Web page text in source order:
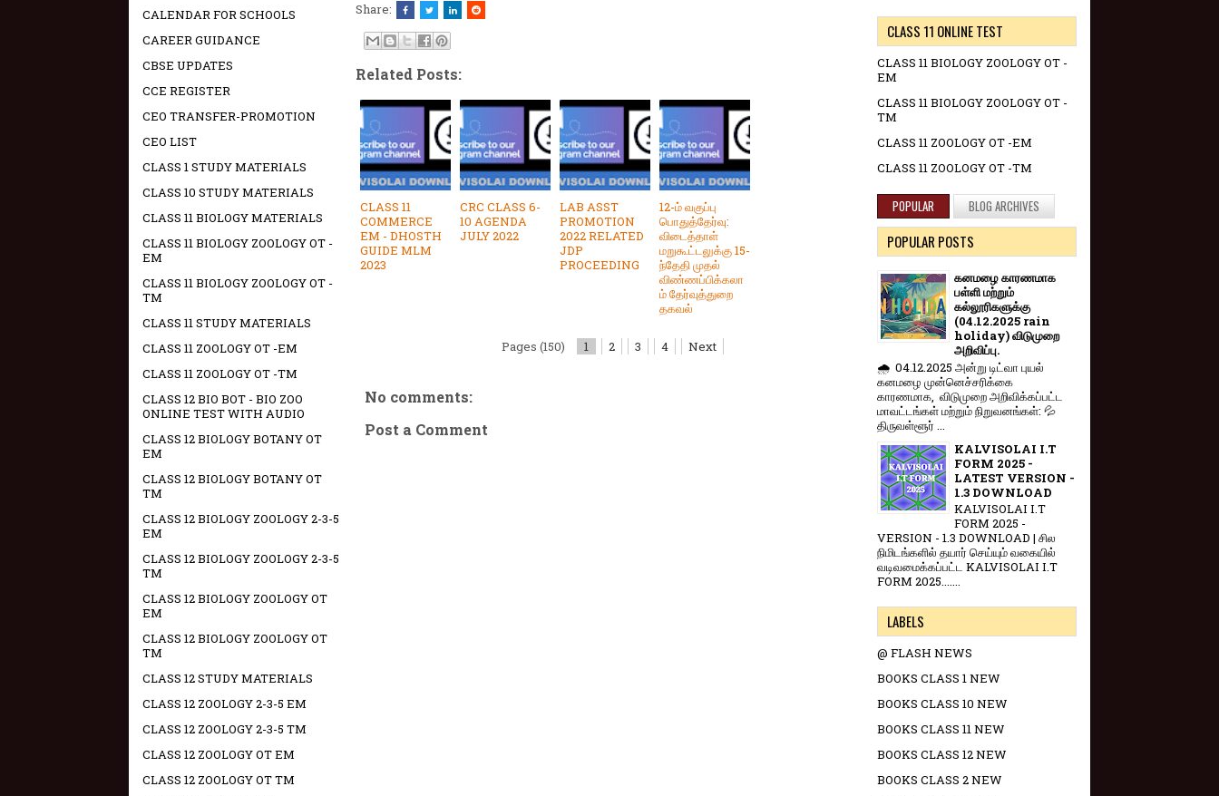
Share:
Related Posts:
CLASS 11
COMMERCE
EM - DHOSTH
GUIDE MLM
2023
CRC CLASS 6-
10 AGENDA
JULY 2022
LAB ASST
PROMOTION
2022 RELATED
JDP
PROCEEDING
12-ம் வகுப்பு
பொதுத்தேர்வு:
விடைத்தாள்
மறுகூட்டலுக்கு 15-
ந்தேதி முதல்
விண்ணப்பிக்கலா
ம் தேர்வுத்துறை
தகவல்
Pages (150) 1 2 3 4 Next
No comments:
Post a Comment
CALENDAR FOR SCHOOLS
CAREER GUIDANCE
CBSE UPDATES
CCE REGISTER
CEO TRANSFER-PROMOTION
CEO LIST
CLASS 1 STUDY MATERIALS
CLASS 10 STUDY MATERIALS
CLASS 11 BIOLOGY MATERIALS
CLASS 11 BIOLOGY ZOOLOGY OT -
EM
CLASS 11 BIOLOGY ZOOLOGY OT -
TM
CLASS 11 STUDY MATERIALS
CLASS 11 ZOOLOGY OT -EM
CLASS 11 ZOOLOGY OT -TM
CLASS 12 BIO BOT - BIO ZOO
ONLINE TEST WITH AUDIO
CLASS 12 BIOLOGY BOTANY OT
EM
CLASS 12 BIOLOGY BOTANY OT
TM
CLASS 12 BIOLOGY ZOOLOGY 2-3-5
EM
CLASS 12 BIOLOGY ZOOLOGY 2-3-5
TM
CLASS 12 BIOLOGY ZOOLOGY OT
EM
CLASS 12 BIOLOGY ZOOLOGY OT
TM
CLASS 12 STUDY MATERIALS
CLASS 12 ZOOLOGY 2-3-5 EM
CLASS 12 ZOOLOGY 2-3-5 TM
CLASS 12 ZOOLOGY OT EM
CLASS 12 ZOOLOGY OT TM
CLASS 11 ONLINE TEST
CLASS 11 BIOLOGY ZOOLOGY OT -
EM
CLASS 11 BIOLOGY ZOOLOGY OT -
TM
CLASS 11 ZOOLOGY OT -EM
CLASS 11 ZOOLOGY OT -TM
POPULAR BLOG ARCHIVES
POPULAR POSTS
கனமழை காரணமாக
பள்ளி மற்றும்
கல்லூரிகளுக்கு
(04.12.2025 rain
holiday) விடுமுறை
அறிவிப்பு.
🌧️ 04.12.2025 அன்று டிட்வா புயல்
கனமழை முன்னெச்சரிக்கை
காரணமாக, விடுமுறை அறிவிக்கப்பட்ட
மாவட்டங்கள் மற்றும் நிறுவனங்கள்: 💦
திருவள்ளூர் ...
KALVISOLAI I.T
FORM 2025 -
LATEST VERSION -
1.3 DOWNLOAD
KALVISOLAI I.T
FORM 2025 -
VERSION - 1.3 DOWNLOAD | சில
நிமிடங்களில் தயார் செய்யும் வகையில்
வடிவமைக்கப்பட்ட KALVISOLAI I.T
FORM 2025.......
LABELS
@ FLASH NEWS
BOOKS CLASS 1 NEW
BOOKS CLASS 10 NEW
BOOKS CLASS 11 NEW
BOOKS CLASS 12 NEW
BOOKS CLASS 2 NEW